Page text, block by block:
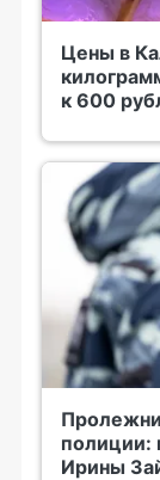
Цены в
к 600
полиции:
Ирины